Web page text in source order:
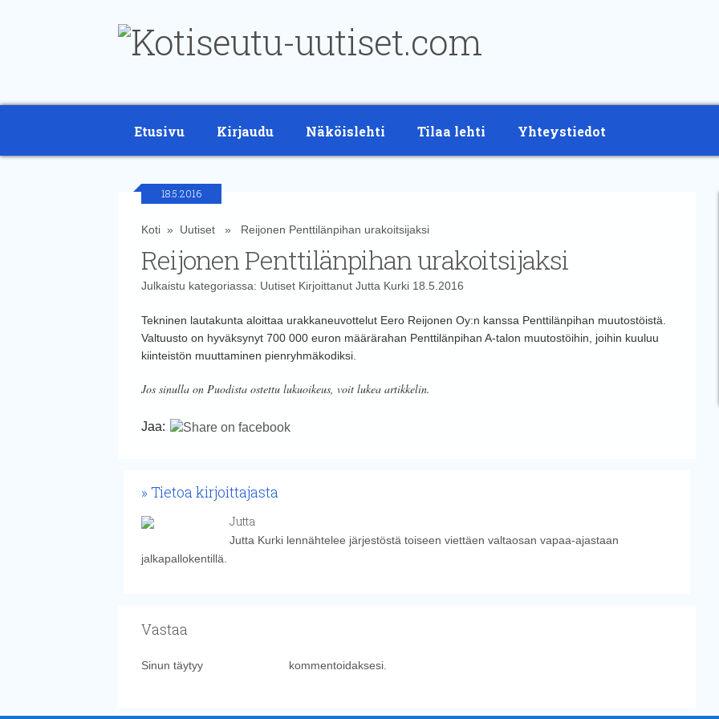
Etusivu Kirjaudu Näköislehti Tilaa lehti Yhteystiedot
18.5.2016
Koti» Uutiset» Reijonen Penttilänpihan urakoitsijaksi
Reijonen Penttilänpihan urakoitsijaksi
Julkaistu kategoriassa: UutisetKirjoittanut Jutta Kurki18.5.2016
Tekninen lautakunta aloittaa urakkaneuvottelut Eero Reijonen Oy:n kanssa Penttilänpihan muutostöistä.
Valtuusto on hyväksynyt 700 000 euron määrärahan Penttilänpihan A-talon muutostöihin, joihin kuuluu
kiinteistön muuttaminen pienryhmäkodiksi.
Jos sinulla on Puodista ostettu lukuoikeus, voit lukea artikkelin.
Jaa:
Tietoa kirjoittajasta
Jutta
Jutta Kurki lennähtelee järjestöstä toiseen viettäen valtaosan vapaa-ajastaan
jalkapallokentillä.
Vastaa
Sinun täytyy kommentoidaksesi.